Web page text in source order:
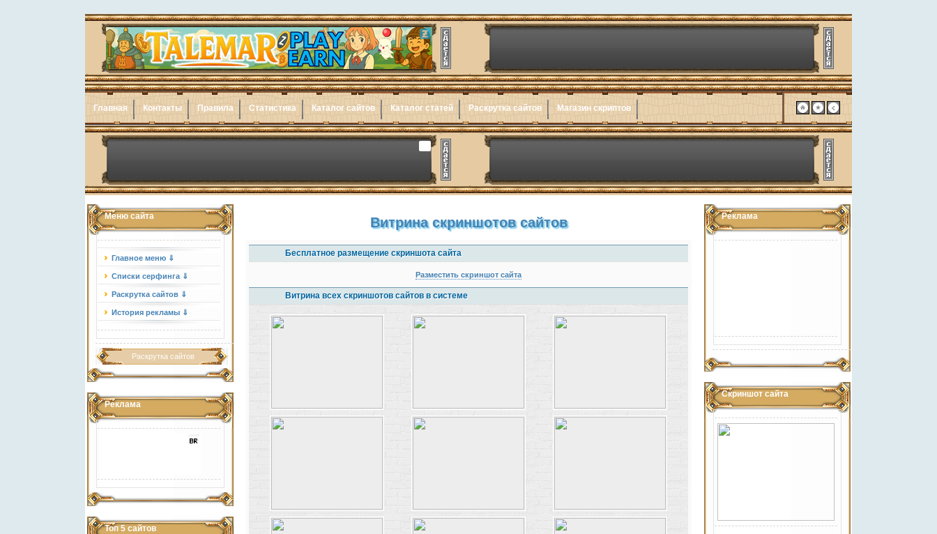
Главная Контакты Правила Статистика Каталог сайтов Каталог статей Раскрутка сайтов Магазин скриптов
Меню сайта
Главное меню ⇓
Списки серфинга ⇓
Раскрутка сайтов ⇓
История рекламы ⇓
Раскрутка сайтов
Реклама
Топ 5 сайтов
Реклама
Скриншот сайта
Витрина скриншотов сайтов
Бесплатное размещение скриншота сайта
Разместить скриншот сайта
Витрина всех скриншотов сайтов в системе